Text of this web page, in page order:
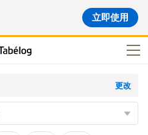
立即使用
更改